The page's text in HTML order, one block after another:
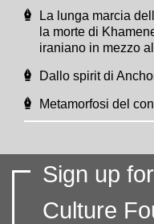
La lunga marcia
la morte di
iraniano in mezzo
Dallo spirit di
Metamorfosi del
Sign up for
Culture